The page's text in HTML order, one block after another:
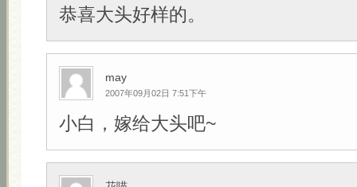
恭喜大头好样的。
may
2007年09月02日 7:51下午
小白，嫁给大头吧~